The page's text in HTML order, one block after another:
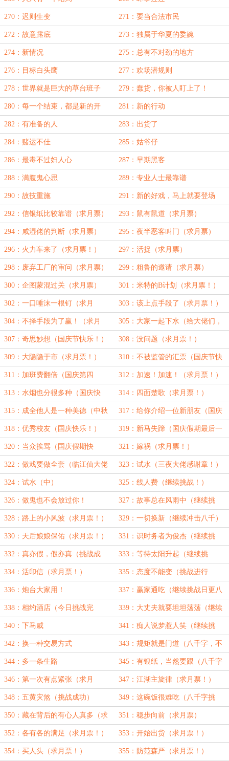
270：迟则生变 271：要当合法市民
272：故意露底 273：独属于华夏的委婉
274：新情况 275：总有不对劲的地方
276：目标白头鹰 277：欢场潜规则
278：世界就是巨大的草台班子 279：蠢货，你被人盯上了！
280：每一个结束，都是新的开
始！
281：新的行动
282：有准备的人 283：出货了
284：赌运不佳 285：姑爷仔
286：最毒不过妇人心 287：早期黑客
288：满腹鬼心思 289：专业人士最靠谱
290：故技重施 291：新的好戏，马上就要登场
了！
292：信银纸比较靠谱（求月票） 293：鼠有鼠道（求月票）
294：咸湿佬的判断（求月票） 295：夜半恶客叫门（求月票）
296：火力车来了（求月票！） 297：活捉（求月票）
298：废弃工厂的审问（求月票） 299：粗鲁的邀请（求月票）
300：企图蒙混过关（求月票） 301：米特的B计划（求月票！）
302：一口唾沫一根钉（求月
票！）
303：该上点手段了（求月票！）
304：不择手段为了赢！（求月
票！）
305：大家一起下水（给大佬们，
国庆假期快乐！）
307：奇思妙想（国庆节快乐！） 308：没问题（求月票！）
309：大隐隐于市（求月票！） 310：不被监管的汇票（国庆节快
乐！）
311：加班费翻倍（国庆第四
天！）
312：加速！加速！（求月票！）
313：水烟也分很多种（国庆快
乐！）
314：四面楚歌（求月票！）
315：成全他人是一种美德（中秋
快乐！）
317：给你介绍一位新朋友（国庆
假期快乐！）
318：优秀校友（国庆快乐！） 319：新马失蹄（国庆假期最后一
天！）
320：当众挨骂（国庆假期快
乐！）
321：嫁祸（求月票！）
322：做戏要做全套（临江仙大佬
感谢章！）
323：试水（三夜大佬感谢章！）
324：试水（中） 325：线人费（继续挑战！）
326：做鬼也不会放过你！ 327：故事总在风雨中（继续挑
战！）
328：路上的小风波（求月票！） 329：一切换新（继续冲击八千）
330：天后娘娘保佑（求月票！） 331：识时务者为俊杰（继续挑
战！）
332：真亦假，假亦真（挑战成
功！）
333：等待太阳升起（继续挑
战！）
334：活印信（求月票！） 335：态度不能变（挑战进行
中！）
336：炮台大家用！ 337：赢家通吃（继续挑战日更八
千！）
338：相约酒店（今日挑战完
成！）
339：大丈夫就要坦坦荡荡（继续
挑战！）
340：下马威 341：痴人说梦惹人笑（继续挑
战！）
342：换一种交易方式 343：规矩就是门道（八千字，不
停歇！）
344：多一条生路 345：有银纸，当然要跟（八千字
挑战）
346：第一次有点紧张（求月
票！）
347：江湖主旋律（求月票！）
348：五黄灾煞（挑战成功） 349：这碗饭很难吃（八千字挑
战）
350：藏在背后的有心人真多（求
月票）
351：稳步向前（求月票）
352：各有各的满足（求月票！） 353：开始出货（求月票！）
354：买人头（求月票！） 355：防范森严（求月票！）